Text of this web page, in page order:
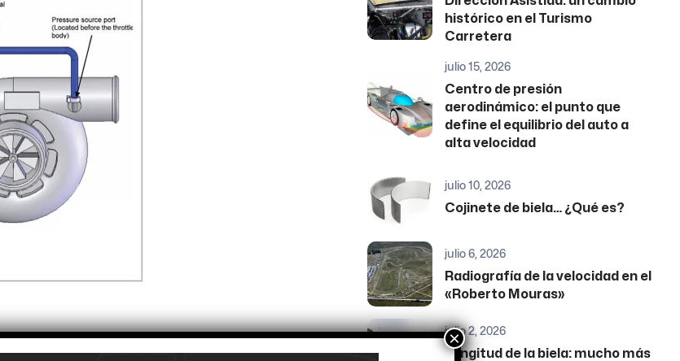
Compartir
histórico en el Turismo
Carretera
julio 15, 2026
Centro de presión
aerodinámico: el punto que
define el equilibrio del auto a
alta velocidad
julio 10, 2026
Cojinete de biela… ¿Qué es?
julio 6, 2026
Radiografía de la velocidad en el
«Roberto Mouras»
julio 2, 2026
Longitud de la biela: mucho más
×